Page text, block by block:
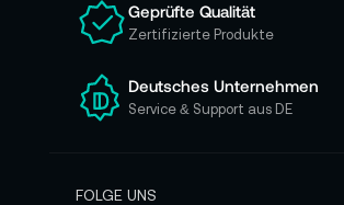
e
e
n
N
s
Geprüfte Qualität
Zertifizierte Produkte
Deutsches Unternehmen
Service & Support aus DE
FOLGE UNS